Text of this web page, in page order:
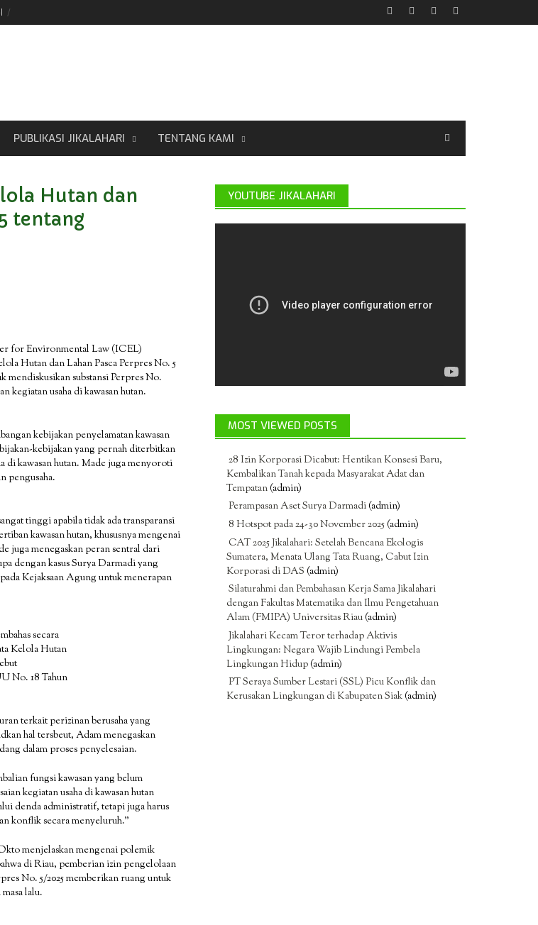
PUBLIKASI JIKALAHARI TENTANG KAMI
Hutan dan
tentang
for Environmental Law (ICEL)
Hutan dan Lahan Pasca Perpres No. 5
mendiskusikan substansi Perpres No.
kegiatan usaha di kawasan hutan.
kebijakan penyelamatan kawasan
kebijakan yang pernah diterbitkan
di kawasan hutan. Made juga menyoroti
pengusaha.
tinggi apabila tidak ada transparansi
kawasan hutan, khususnya mengenai
juga menegaskan peran sentral dari
dengan kasus Surya Darmadi yang
Kejaksaan Agung untuk menerapan
secara
Kelola Hutan
No. 18 Tahun
terkait perizinan berusaha yang
hal tersbeut, Adam menegaskan
dalam proses penyelesaian.
fungsi kawasan yang belum
kegiatan usaha di kawasan hutan
denda administratif, tetapi juga harus
konflik secara menyeluruh.”
menjelaskan mengenai polemik
di Riau, pemberian izin pengelolaan
No. 5/2025 memberikan ruang untuk
lalu.
YOUTUBE JIKALAHARI
MOST VIEWED POSTS
28 Izin Korporasi Dicabut: Hentikan Konsesi Baru,
Kembalikan Tanah kepada Masyarakat Adat dan
Tempatan(admin)
Perampasan Aset Surya Darmadi(admin)
8 Hotspot pada 24-30 November 2025(admin)
CAT 2025 Jikalahari: Setelah Bencana Ekologis
Sumatera, Menata Ulang Tata Ruang, Cabut Izin
Korporasi di DAS (admin)
Silaturahmi dan Pembahasan Kerja Sama Jikalahari
dengan Fakultas Matematika dan Ilmu Pengetahuan
Alam (FMIPA) Universitas Riau(admin)
Jikalahari Kecam Teror terhadap Aktivis
Lingkungan: Negara Wajib Lindungi Pembela
Lingkungan Hidup(admin)
PT Seraya Sumber Lestari (SSL) Picu Konflik dan
Kerusakan Lingkungan di Kabupaten Siak(admin)